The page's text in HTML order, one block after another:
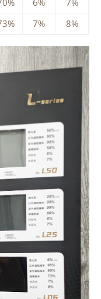
6%
7%
7% 8%